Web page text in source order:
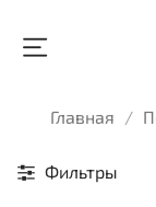
Главная
Фильтры